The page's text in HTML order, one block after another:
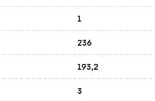
1
236
193,2
3